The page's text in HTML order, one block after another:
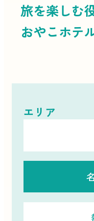
旅を楽しむ
おやこホテ
エリア